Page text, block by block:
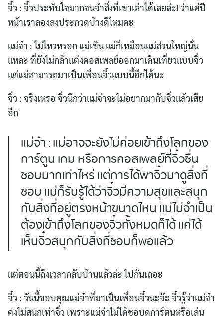
จิ๋ว : จิ๋วประทับใจมากจนจำสิ่งที่เขาเล่าได้เลยล่ะ! ว่าแต่ปี
หน้าเราลองลงประกวดบ้างดีไหมคะ
แม่จ๋า : ไม่ไหวหรอก แม่เขิน แม่ก็เหมือนแม่ส่วนใหญ่นั่น
แหละ ที่ยังไม่กล้าแต่งคอสเพลย์ออกมาเดินเที่ยวแบบจิ๋ว
แต่แม่สามารถมาเป็นเพื่อนจิ๋วแบบนี้อีกได้นะ
จิ๋ว : จริงเหรอ จิ๋วนึกว่าแม่จ๋าจะไม่อยากมากับจิ๋วแล้วเสีย
อีก
แม่จ๋า : แม่อาจจะยังไม่ค่อยเข้าถึงโลกของ
การ์ตูน เกม หรือการคอสเพลย์ที่จิ๋วชื่น
ชอบมากเท่าไหร่ แต่การได้พาจิ๋วมาดูสิ่งที่
ชอบ แม่ก็รับรู้ได้ว่าจิ๋วมีความสุขและสนุก
กับสิ่งที่อยู่ตรงหน้าขนาดไหน แม่ไม่จำเป็น
ต้องเข้าถึงโลกของจิ๋วทั้งหมดก็ได้ แค่ได้
เห็นจิ๋วสนุกกับสิ่งที่ชอบก็พอแล้ว
แต่ตอนนี้ถึงเวลากลับบ้านแล้วล่ะ ไปกันเถอะ
จิ๋ว : วันนี้ขอบคุณแม่จ๋าที่มาเป็นเพื่อนจิ๋วนะจ๊ะ จิ๋วรู้ว่าแม่จ๋า
คงไม่สนุกเท่าจิ๋ว เพราะแม่จ๋าไม่ได้ชอบดูการ์ตูนหรือเล่น